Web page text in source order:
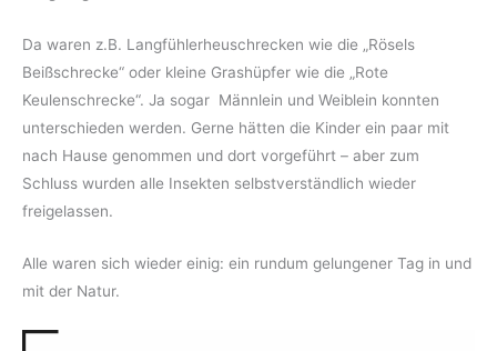
Da waren z.B. Langfühlerheuschrecken wie die „Rösels
Beißschrecke“ oder kleine Grashüpfer wie die „Rote
Keulenschrecke“. Ja sogar Männlein und Weiblein konnten
unterschieden werden. Gerne hätten die Kinder ein paar mit
nach Hause genommen und dort vorgeführt – aber zum
Schluss wurden alle Insekten selbstverständlich wieder
freigelassen.
Alle waren sich wieder einig: ein rundum gelungener Tag in und
mit der Natur.